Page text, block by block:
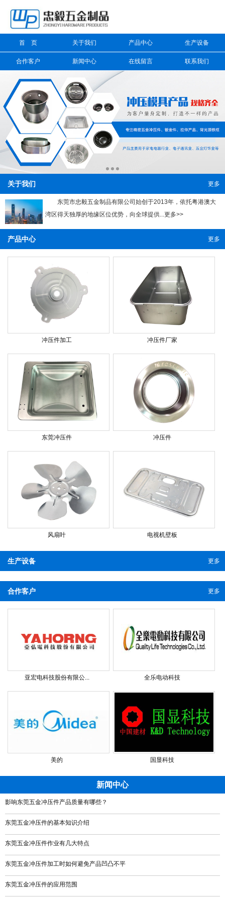
首 页 关于我们 产品中心 生产设备
合作客户 新闻中心 在线留言 联系我们
更多
关于我们
东莞市忠毅五金制品有限公司始创于2013年，依托粤港澳大
湾区得天独厚的地缘区位优势，向全球提供...更多>>
更多
产品中心
冲压件加工 冲压件厂家
东莞冲压件 冲压件
风扇叶 电视机壁板
更多
生产设备
更多
合作客户
亚宏电科技股份有限公... 全乐电动科技
美的 国显科技
新闻中心
影响东莞五金冲压件产品质量有哪些？
东莞五金冲压件的基本知识介绍
东莞五金冲压件作业有几大特点
东莞五金冲压件加工时如何避免产品凹凸不平
东莞五金冲压件的应用范围
搜索